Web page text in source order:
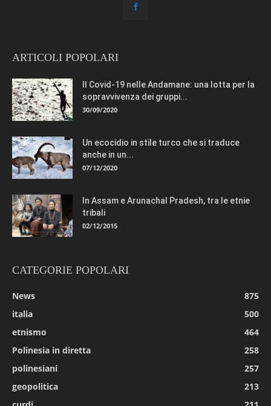
ARTICOLI POPOLARI
Il Covid-19 nelle Andamane: una lotta per la
sopravvivenza dei gruppi...
30/09/2020
Un ecocidio in stile turco che si traduce
anche in un...
07/12/2020
In Assam e Arunachal Pradesh, tra le etnie
tribali
02/12/2015
CATEGORIE POPOLARI
News
875
italia
500
etnismo
464
Polinesia in diretta
258
polinesiani
257
geopolitica
213